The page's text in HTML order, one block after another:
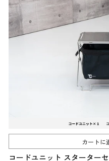
カートに
コードユニット スターター